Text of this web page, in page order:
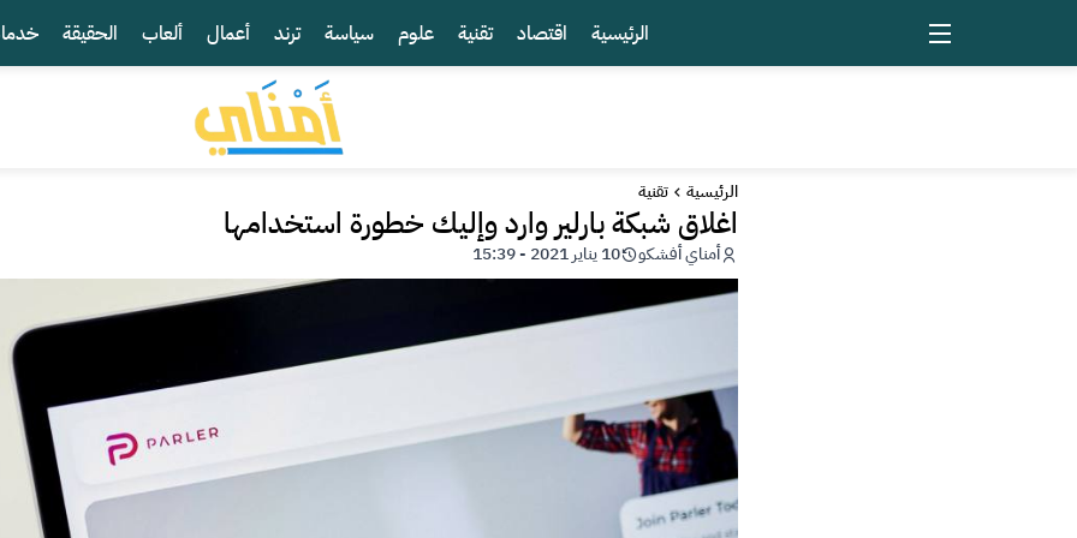
الرئيسية اقتصاد تقنية علوم سياسة ترند أعمال ألعاب الحقيقة
الرئيسية تقنية
اغلاق شبكة بارلير وارد وإليك خطورة استخدامها
أمناي أفشكو 10 يناير 2021 - 15:39